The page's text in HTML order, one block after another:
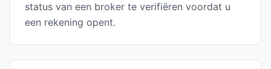
status van een broker te verifiëren voordat u
een rekening opent.